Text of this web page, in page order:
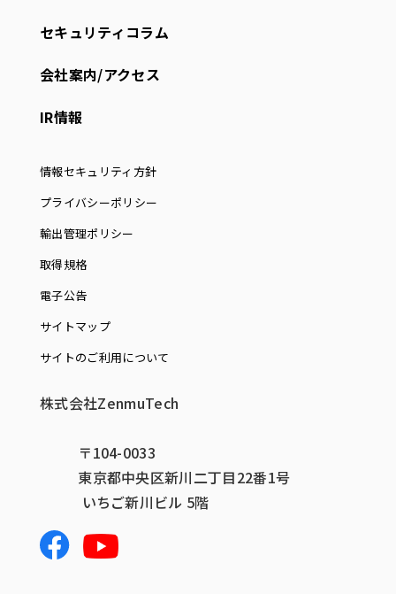
セキュリティコラム
会社案内/アクセス
IR情報
情報セキュリティ方針
プライバシーポリシー
輸出管理ポリシー
取得規格
電子公告
サイトマップ
サイトのご利用について
株式会社ZenmuTech
〒104-0033
東京都中央区新川二丁目22番1号
いちご新川ビル 5階